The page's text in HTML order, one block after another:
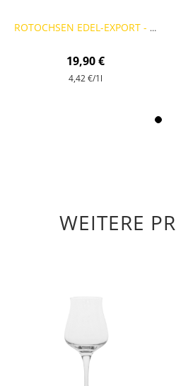
ROTOCHSEN EDEL-EXPORT - 9 FLASCHEN
19,90 €
4,42 €/1l
WEITERE